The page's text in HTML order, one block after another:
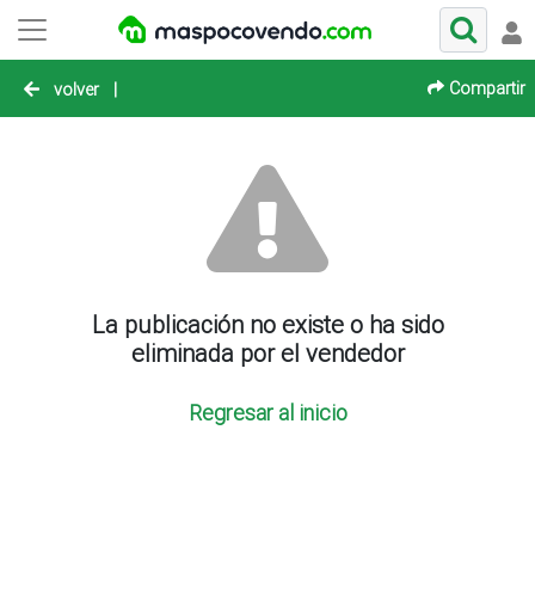
volver | Compartir
La publicación no existe o ha sido
eliminada por el vendedor
Regresar al inicio